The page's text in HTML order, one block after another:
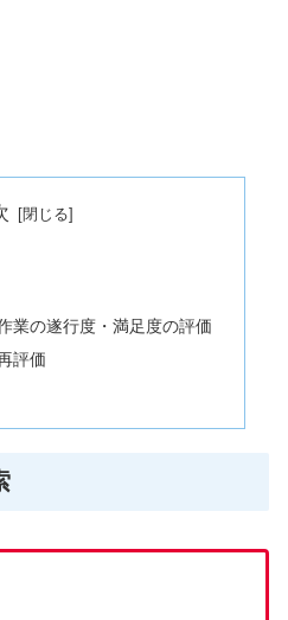
業の遂行度・満足度の評価
評価